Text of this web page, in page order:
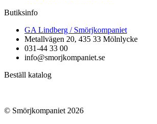
Butiksinfo
GA Lindberg / Smörjkompaniet
Metallvägen 20, 435 33 Mölnlycke
031-44 33 00
info@smorjkompaniet.se
Beställ katalog
© Smörjkompaniet 2026